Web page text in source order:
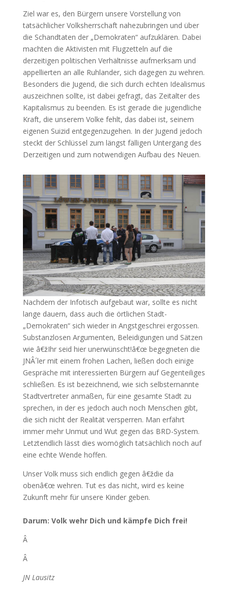
Ziel war es, den Bürgern unsere Vorstellung von
tatsächlicher Volksherrschaft nahezubringen und über
die Schandtaten der „Demokraten“ aufzuklären. Dabei
machten die Aktivisten mit Flugzetteln auf die
derzeitigen politischen Verhältnisse aufmerksam und
appellierten an alle Ruhlander, sich dagegen zu wehren.
Besonders die Jugend, die sich durch echten Idealismus
auszeichnen sollte, ist dabei gefragt, das Zeitalter des
Kapitalismus zu beenden. Es ist gerade die jugendliche
Kraft, die unserem Volke fehlt, das dabei ist, seinem
eigenen Suizid entgegenzugehen. In der Jugend jedoch
steckt der Schlüssel zum längst fälligen Untergang des
Derzeitigen und zum notwendigen Aufbau des Neuen.
Nachdem der Infotisch aufgebaut war, sollte es nicht
lange dauern, dass auch die örtlichen Stadt-
„Demokraten“ sich wieder in Angstgeschrei ergossen.
Substanzlosen Argumenten, Beleidigungen und Sätzen
wie â€žIhr seid hier unerwünscht!â€œ begegneten die
JNÂ´ler mit einem frohen Lachen, ließen doch einige
Gespräche mit interessierten Bürgern auf Gegenteiliges
schließen. Es ist bezeichnend, wie sich selbsternannte
Stadtvertreter anmaßen, für eine gesamte Stadt zu
sprechen, in der es jedoch auch noch Menschen gibt,
die sich nicht der Realität versperren. Man erfährt
immer mehr Unmut und Wut gegen das BRD-System.
Letztendlich lässt dies womöglich tatsächlich noch auf
eine echte Wende hoffen.
Unser Volk muss sich endlich gegen â€ždie da
obenâ€œ wehren. Tut es das nicht, wird es keine
Zukunft mehr für unsere Kinder geben.
Darum: Volk wehr Dich und kämpfe Dich frei!
Â
Â
JN Lausitz